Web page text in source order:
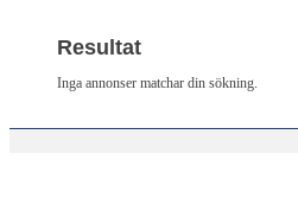
Resultat
Inga annonser matchar din sökning.